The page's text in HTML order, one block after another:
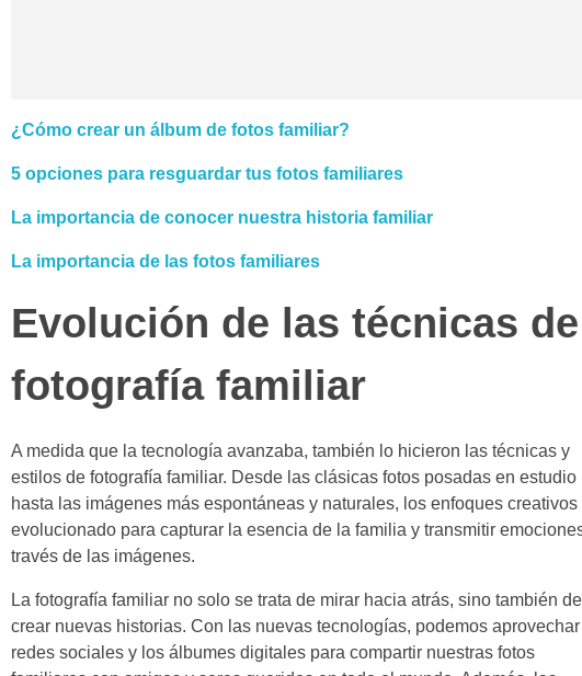
¿Cómo crear un álbum de fotos familiar?
5 opciones para resguardar tus fotos familiares
La importancia de conocer nuestra historia familiar
La importancia de las fotos familiares
Evolución de las técnicas de
fotografía familiar
A medida que la tecnología avanzaba, también lo hicieron las técnicas y
estilos de fotografía familiar. Desde las clásicas fotos posadas en estudio
hasta las imágenes más espontáneas y naturales, los enfoques creativos
evolucionado para capturar la esencia de la familia y transmitir
través de las imágenes.
La fotografía familiar no solo se trata de mirar hacia atrás, sino también de
crear nuevas historias. Con las nuevas tecnologías, podemos
redes sociales y los álbumes digitales para compartir nuestras fotos